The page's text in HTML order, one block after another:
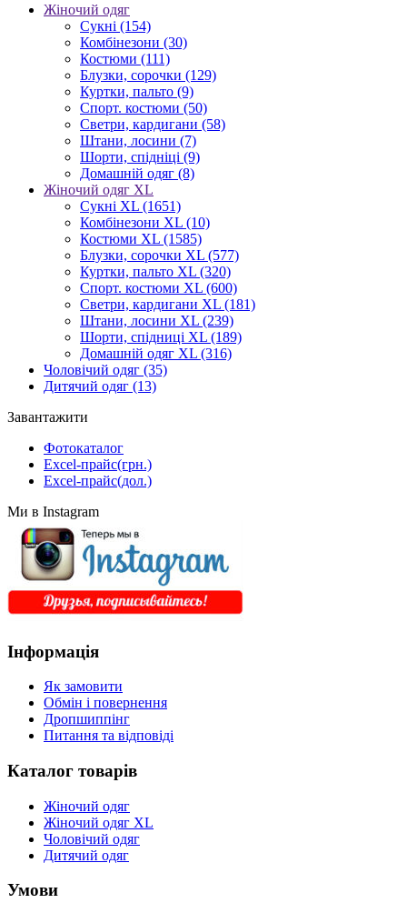
Жіночий одяг
Сукні (154)
Комбінезони (30)
Костюми (111)
Блузки, сорочки (129)
Куртки, пальто (9)
Спорт. костюми (50)
Светри, кардигани (58)
Штани, лосини (7)
Шорти, спідніці (9)
Домашній одяг (8)
Жіночий одяг XL
Cукні XL (1651)
Комбінезони XL (10)
Костюми XL (1585)
Блузки, сорочки XL (577)
Куртки, пальто XL (320)
Спорт. костюми XL (600)
Светри, кардигани XL (181)
Штани, лосини XL (239)
Шорти, спідниці XL (189)
Домашній одяг XL (316)
Чоловічий одяг (35)
Дитячий одяг (13)
Завантажити
Фотокаталог
Excel-прайс(грн.)
Excel-прайс(дол.)
Ми в Instagram
Інформація
Як замовити
Обмін і повернення
Дропшиппінг
Питання та відповіді
Каталог товарів
Жіночий одяг
Жіночий одяг XL
Чоловічий одяг
Дитячий одяг
Умови